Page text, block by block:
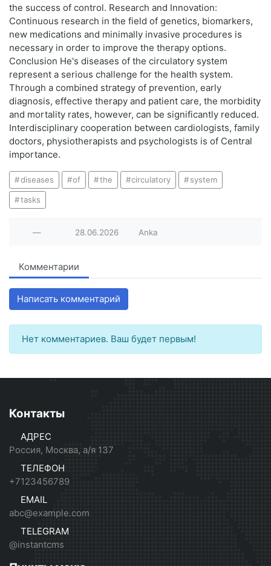
the success of control. Research and Innovation:
Continuous research in the field of genetics, biomarkers,
new medications and minimally invasive procedures is
necessary in order to improve the therapy options.
Conclusion He's diseases of the circulatory system
represent a serious challenge for the health system.
Through a combined strategy of prevention, early
diagnosis, effective therapy and patient care, the morbidity
and mortality rates, however, can be significantly reduced.
Interdisciplinary cooperation between cardiologists, family
doctors, physiotherapists and psychologists is of Central
importance.
diseases of the circulatory system
tasks
— 28.06.2026 Anka
Комментарии
Написать комментарий
Нет комментариев. Ваш будет первым!
Контакты
АДРЕС
Россия, Москва, а/я 137
ТЕЛЕФОН
+7123456789
EMAIL
abc@example.com
TELEGRAM
@instantcms